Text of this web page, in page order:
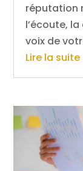
réputation
l’écoute,
voix de
Lire la suite